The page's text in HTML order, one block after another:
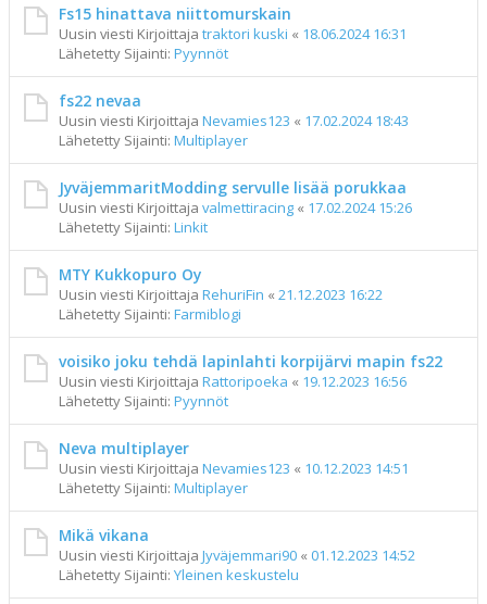
Fs15 hinattava niittomurskain
Uusin viesti Kirjoittaja traktori kuski « 18.06.2024 16:31
Lähetetty Sijainti: Pyynnöt
fs22 nevaa
Uusin viesti Kirjoittaja Nevamies123 « 17.02.2024 18:43
Lähetetty Sijainti: Multiplayer
JyväjemmaritModding servulle lisää porukkaa
Uusin viesti Kirjoittaja valmettiracing « 17.02.2024 15:26
Lähetetty Sijainti: Linkit
MTY Kukkopuro Oy
Uusin viesti Kirjoittaja RehuriFin « 21.12.2023 16:22
Lähetetty Sijainti: Farmiblogi
voisiko joku tehdä lapinlahti korpijärvi mapin fs22
Uusin viesti Kirjoittaja Rattoripoeka « 19.12.2023 16:56
Lähetetty Sijainti: Pyynnöt
Neva multiplayer
Uusin viesti Kirjoittaja Nevamies123 « 10.12.2023 14:51
Lähetetty Sijainti: Multiplayer
Mikä vikana
Uusin viesti Kirjoittaja Jyväjemmari90 « 01.12.2023 14:52
Lähetetty Sijainti: Yleinen keskustelu